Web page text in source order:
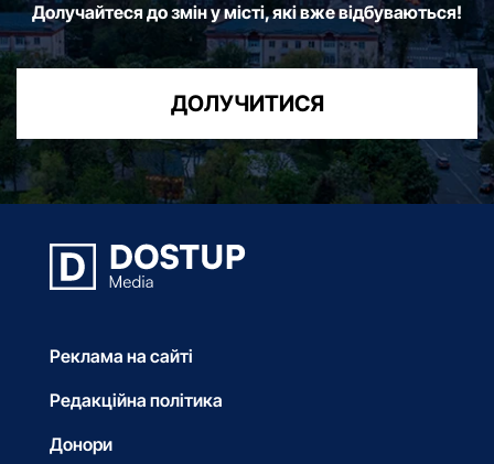
Долучайтеся до змін у місті, які вже відбуваються!
ДОЛУЧИТИСЯ
Реклама на сайті
Редакційна політика
Донори